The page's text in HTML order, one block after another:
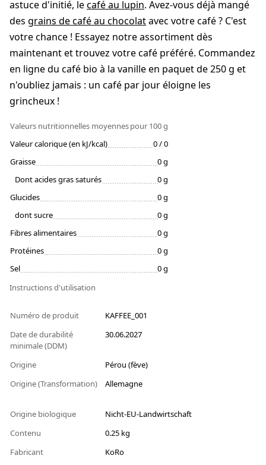
astuce d'initié, lecafé au lupin. Avez-vous déjà mangé
des grains de café au chocolatavec votre café ? C'est
votre chance ! Essayez notre assortiment dès
maintenant et trouvez votre café préféré. Commandez
en ligne du café bio à la vanille en paquet de 250 g et
n'oubliez jamais : un café par jour éloigne les
grincheux !
Valeurs nutritionnelles moyennespour 100 g
Valeur calorique (en kJ/kcal)
0 / 0
Graisse
0 g
Dont acides gras saturés
0 g
Glucides
0 g
dont sucre
0 g
Fibres alimentaires
0 g
Protéines
0 g
Sel
0 g
Instructions d'utilisation
Numéro de produit
KAFFEE_001
Date de durabilité
minimale (DDM)
30.06.2027
Origine
Pérou (fève)
Origine (Transformation)
Allemagne
Origine biologique
Nicht-EU-Landwirtschaft
Contenu
0.25 kg
Fabricant
KoRo